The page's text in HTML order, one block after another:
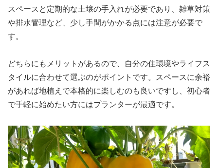
スペースと定期的な土壌の手入れが必要であり、雑草対策
や排水管理など、少し手間がかかる点には注意が必要で
す。
どちらにもメリットがあるので、自分の住環境やライフス
タイルに合わせて選ぶのがポイントです。スペースに余裕
があれば地植えで本格的に楽しむのも良いですし、初心者
で手軽に始めたい方にはプランターが最適です。